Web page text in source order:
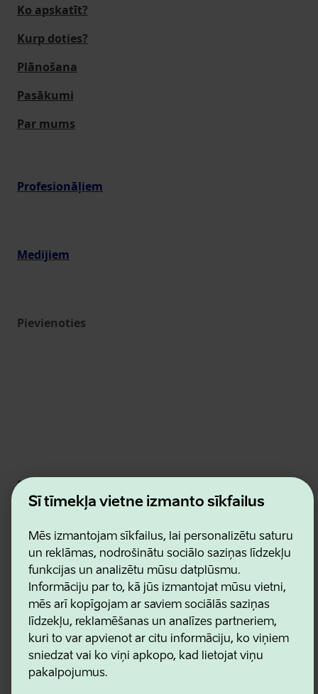
Šī tīmekļa vietne izmanto sīkfailus
Mēs izmantojam sīkfailus, lai personalizētu saturu
un reklāmas, nodrošinātu sociālo saziņas līdzekļu
funkcijas un analizētu mūsu datplūsmu.
Informāciju par to, kā jūs izmantojat mūsu vietni,
mēs arī kopīgojam ar saviem sociālās saziņas
līdzekļu, reklamēšanas un analīzes partneriem,
kuri to var apvienot ar citu informāciju, ko viņiem
sniedzat vai ko viņi apkopo, kad lietojat viņu
pakalpojumus.
Ko apskatīt?
Kurp doties?
Plānošana
Pasākumi
Par mums
Profesionāļiem
Medijiem
Pievienoties
Estonian Business and Innovation Agency
Kontakti
Sadarbības partneri
Lietošanas noteikumi
Sīkdatņu un konfidencialitātes politika